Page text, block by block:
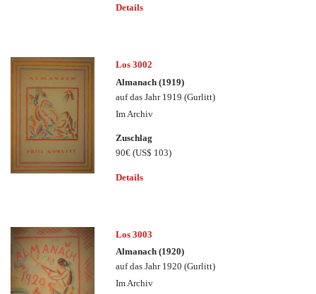
Details
Los 3002
Almanach (1919)
auf das Jahr 1919 (Gurlitt)
Im Archiv
Zuschlag
90€(US$ 103)
Details
Los 3003
Almanach (1920)
auf das Jahr 1920 (Gurlitt)
Im Archiv